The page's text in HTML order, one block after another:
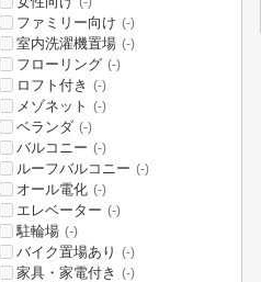
ファミリー向け (-)
室内洗濯機置場 (-)
フローリング (-)
ロフト付き (-)
メゾネット (-)
ベランダ (-)
バルコニー (-)
ルーフバルコニー (-)
オール電化 (-)
エレベーター (-)
駐輪場 (-)
バイク置場あり (-)
家具・家電付き (-)